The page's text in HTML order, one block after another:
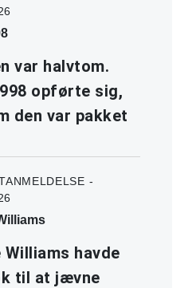
var halvtom.
opførte sig,
den var pakket
-
Williams havde
til at jævne